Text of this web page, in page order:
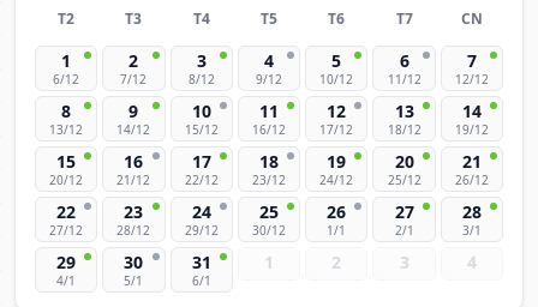
T2 T3 T4 T5 T6 T7 CN
1
6/12
2
7/12
3
8/12
4
9/12
5
10/12
6
11/12
7
12/12
8
13/12
9
14/12
10
15/12
11
16/12
12
17/12
13
18/12
14
19/12
15
20/12
16
21/12
17
22/12
18
23/12
19
24/12
20
25/12
21
26/12
22
27/12
23
28/12
24
29/12
25
30/12
26
1/1
27
2/1
28
3/1
29
4/1
30
5/1
31
6/1
1 2 3 4